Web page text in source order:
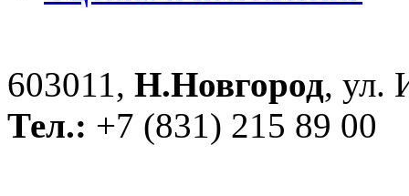
603011, Н.Новгород, ул.
Тел.: +7 (831) 215 89 00